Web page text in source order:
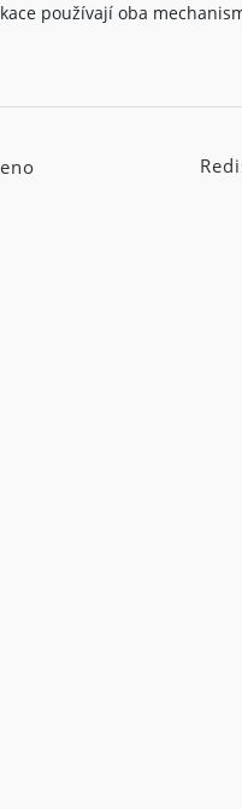
používají oba